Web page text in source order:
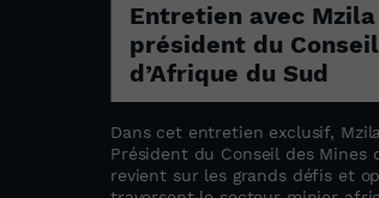
Entretien avec
président du
d’Afrique du Sud
Dans cet entretien exclusif,
Président du Conseil des Mines
revient sur les grands défis et